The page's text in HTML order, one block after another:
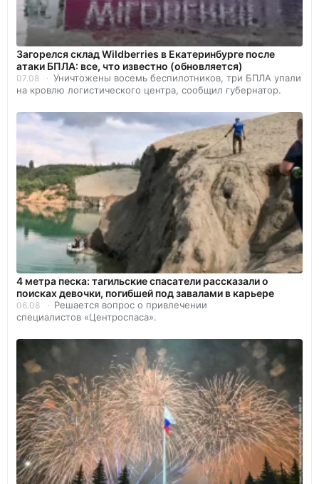
Загорелся склад Wildberries в Екатеринбурге после
атаки БПЛА: все, что известно (обновляется)
07.08
Уничтожены восемь беспилотников, три БПЛА упали
на кровлю логистического центра, сообщил губернатор.
4 метра песка: тагильские спасатели рассказали о
поисках девочки, погибшей под завалами в карьере
06.08
Решается вопрос о привлечении
специалистов «Центроспаса».